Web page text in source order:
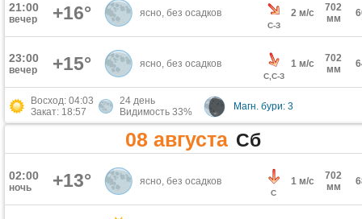
21:00
вечер +16° ясно, без осадков
С-З
2 м/с
702
мм
23:00
вечер +15° ясно, без осадков
С,С-З
1 м/с
702
мм
Восход: 04:03
Закат: 18:57
24 день
Видимость 33%
Магн. бури: 3
08 августа Сб
02:00
ночь +13° ясно, без осадков
С
1 м/с
702
мм